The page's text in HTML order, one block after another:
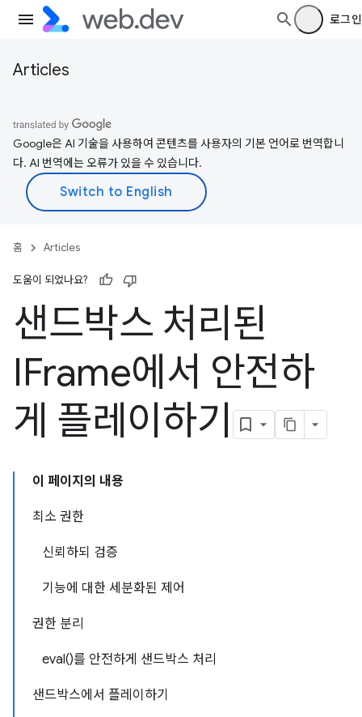
로그인
Articles
Google은 AI 기술을 사용하여 콘텐츠를 사용자의 기본 언어로 번역합니
다. AI 번역에는 오류가 있을 수 있습니다.
홈 Articles
도움이 되었나요?
샌드박스 처리된
IFrame에서 안전하
게 플레이하기
이 페이지의 내용
최소 권한
신뢰하되 검증
기능에 대한 세분화된 제어
권한 분리
eval()를 안전하게 샌드박스 처리
샌드박스에서 플레이하기